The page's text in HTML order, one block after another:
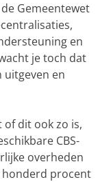
Gemeentewet
en
je toch dat
uitgeven en
dit ook zo is,
CBS-
overheden
procent